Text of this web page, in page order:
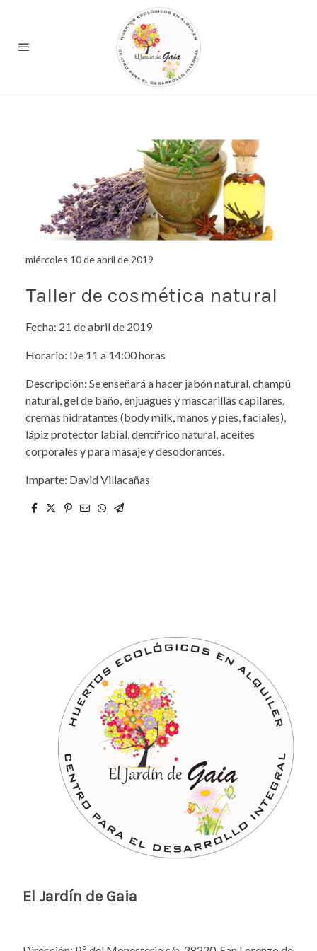
miércoles 10 de abril de 2019
Taller de cosmética natural
Fecha: 21 de abril de 2019
Horario: De 11 a 14:00 horas
Descripción: Se enseñará a hacer jabón natural, champú
natural, gel de baño, enjuagues y mascarillas capilares,
cremas hidratantes (body milk, manos y pies, faciales),
lápiz protector labial, dentífrico natural, aceites
corporales y para masaje y desodorantes.
Imparte: David Villacañas
El Jardín de Gaia